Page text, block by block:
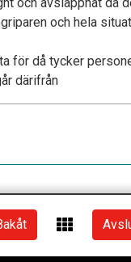
och hela
för då tycker
därifrån